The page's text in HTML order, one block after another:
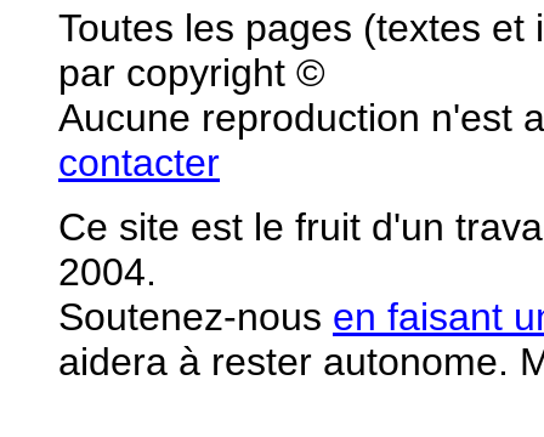
Toutes les pages (textes
par copyright ©
Aucune reproduction n'est
contacter
Ce site est le fruit d'un
2004.
Soutenez-nous en faisant
aidera à rester autonome.